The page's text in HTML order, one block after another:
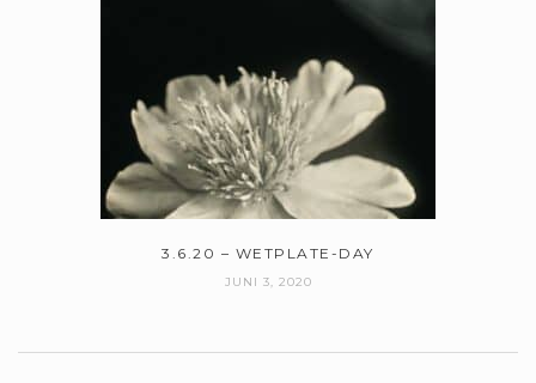
3.6.20 – WETPLATE-DAY
JUNI 3, 2020